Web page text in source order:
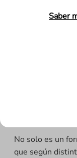
Saber
No solo es un
que según